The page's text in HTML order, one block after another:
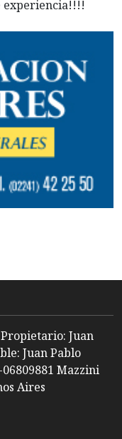
experiencia!!!!
Juan
Juan Pablo
Mazzini
Aires